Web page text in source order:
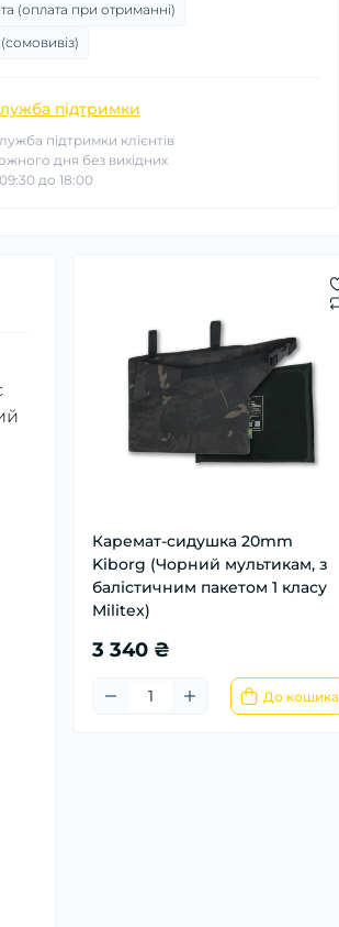
(оплата при отриманні)
підтримки
підтримки клієнтів
дня без вихідних
до 18:00
Каремат-сидушка 20mm
Kiborg (Чорний мультикам, з
балістичним пакетом 1 класу
Militex)
3 340 ₴
До кошика